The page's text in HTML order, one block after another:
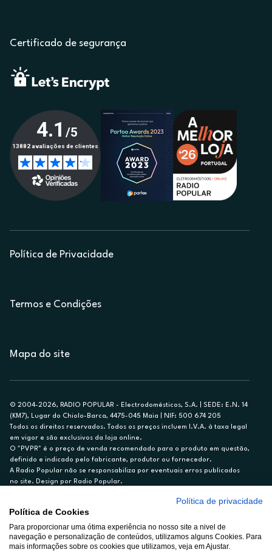
Certificado de segurança
Política de Privacidade
Termos e Condições
Mapa do site
© 2004-2026, RADIO POPULAR - Electrodomésticos, S.A. | SEDE: E.N. 14
(KM7), Lugar do Chiolo-Barca, 4475-045 Maia | NIF: 500 674 205
Todos os direitos reservados. Todos os preços incluem I.V.A. à taxa legal
em vigor e são exclusivos da loja online.
O "PVPR" é o preço de venda recomendado para o produto em questão,
definido e indicado pelo fabricante, produtor ou fornecedor.
A Radio Popular não se responsabiliza por eventuais erros publicados
no site. Design por Radio Popular.
Ex. para limite de crédito de €1.500, reembolsado em 12 meses, TAN
14,79%.
Crédito sujeito a aprovação pelo Cetelem, marca BNP Paribas Personal
Finance, S.A., Sucursal em Portugal. Informe-se no 21 721 90 00 (dias
Política de privacidade
Política de Cookies
Para proporcionar uma ótima experiência no nosso site a nivel de
navegação e personalização de conteúdos, utilizamos alguns Cookies. Para
mais informações sobre os cookies que utilizamos, veja em Ajustar.